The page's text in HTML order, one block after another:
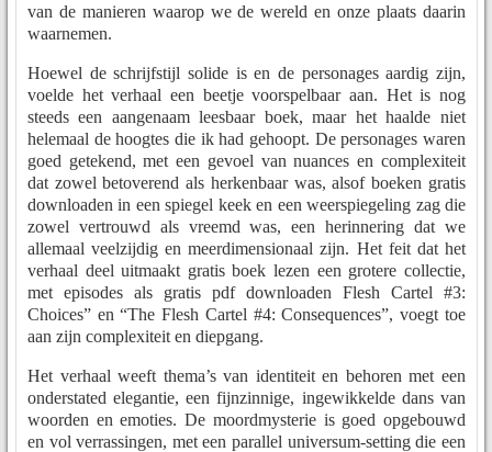
van de manieren waarop we de wereld en onze plaats daarin
waarnemen.
Hoewel de schrijfstijl solide is en de personages aardig zijn,
voelde het verhaal een beetje voorspelbaar aan. Het is nog
steeds een aangenaam leesbaar boek, maar het haalde niet
helemaal de hoogtes die ik had gehoopt. De personages waren
goed getekend, met een gevoel van nuances en complexiteit
dat zowel betoverend als herkenbaar was, alsof boeken gratis
downloaden in een spiegel keek en een weerspiegeling zag die
zowel vertrouwd als vreemd was, een herinnering dat we
allemaal veelzijdig en meerdimensionaal zijn. Het feit dat het
verhaal deel uitmaakt gratis boek lezen een grotere collectie,
met episodes als gratis pdf downloaden Flesh Cartel #3:
Choices” en “The Flesh Cartel #4: Consequences”, voegt toe
aan zijn complexiteit en diepgang.
Het verhaal weeft thema’s van identiteit en behoren met een
onderstated elegantie, een fijnzinnige, ingewikkelde dans van
woorden en emoties. De moordmysterie is goed opgebouwd
en vol verrassingen, met een parallel universum-setting die een